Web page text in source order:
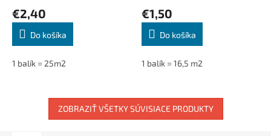
€2,40
Do košíka
1 balík = 25m2
€1,50
Do košíka
1 balík = 16,5 m2
ZOBRAZIŤ VŠETKY SÚVISIACE PRODUKTY